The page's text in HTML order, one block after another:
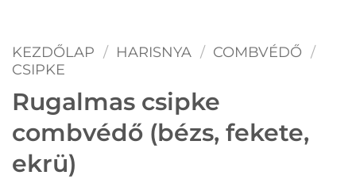
KEZDŐLAP / HARISNYA / COMBVÉDŐ /
CSIPKE
Rugalmas csipke
combvédő (bézs, fekete,
ekrü)